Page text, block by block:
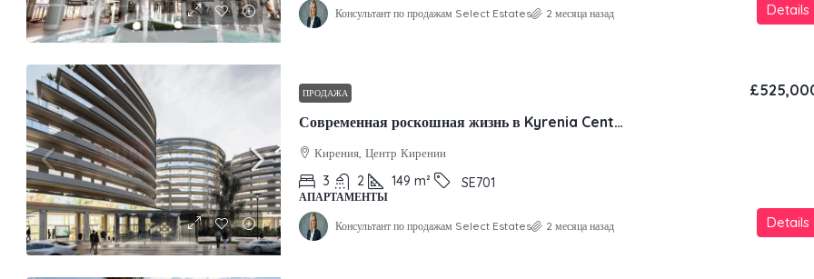
Details
Консультант по продажам Select Estates 2 месяца назад
ПРОДАЖА
Современная роскошная жизнь в Kyrenia Center
Кирения, Центр Кирении
3 2 149 m² SE701
АПАРТАМЕНТЫ
Details
Консультант по продажам Select Estates 2 месяца назад